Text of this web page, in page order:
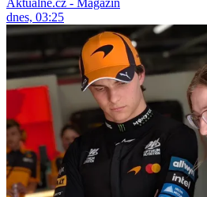
Aktuálně.cz - Magazín
dnes, 03:25